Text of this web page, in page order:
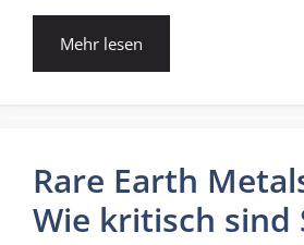
Mehr lesen
Rare Earth
Wie kritisch sind